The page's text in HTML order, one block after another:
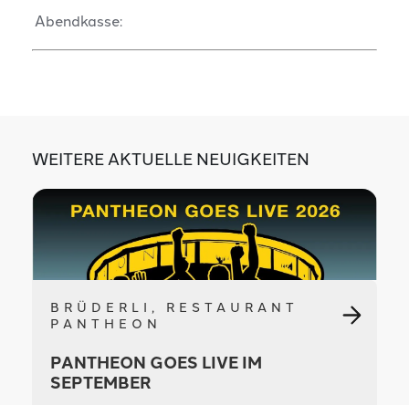
Abendkasse:
WEITERE AKTUELLE NEUIGKEITEN
BRÜDERLI, RESTAURANT
PANTHEON
PANTHEON GOES LIVE IM
SEPTEMBER